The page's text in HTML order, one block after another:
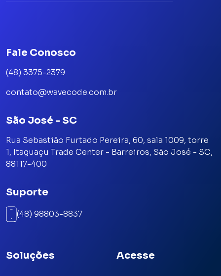
Fale Conosco
(48) 3375-2379
contato@wavecode.com.br
São José - SC
Rua Sebastião Furtado Pereira, 60, sala 1009, torre
1, Itaguaçu Trade Center - Barreiros, São José - SC,
88117-400
Suporte
(48) 98803-8837
Soluções Acesse